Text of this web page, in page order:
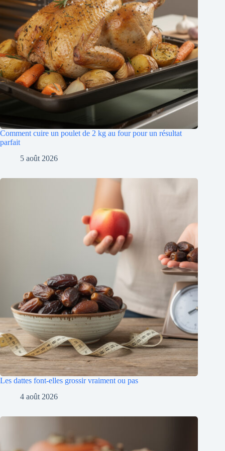
Comment cuire un poulet de 2 kg au four pour un résultat
parfait
5 août 2026
Les dattes font-elles grossir vraiment ou pas
4 août 2026